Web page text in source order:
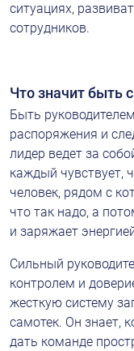
ситуациях,
сотрудников.
Что значит быть
Быть
распоряжения и
лидер ведет за
каждый чувствует,
человек, рядом с
что так надо, а
и заряжает
Сильный
контролем и
жесткую систему
самотек. Он знает,
дать команде